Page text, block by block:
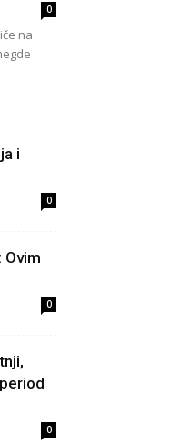
0
na
i
0
Ovim
0
0